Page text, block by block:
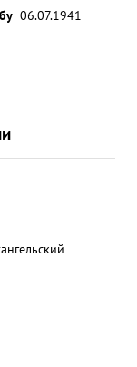
06.07.1941